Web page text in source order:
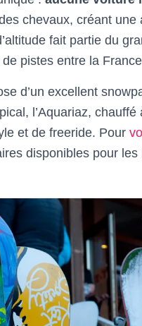
chevaux, créant une
fait partie du
pistes entre la
d’un excellent
l’Aquariaz, chauffé
et de freeride. Pour
disponibles pour